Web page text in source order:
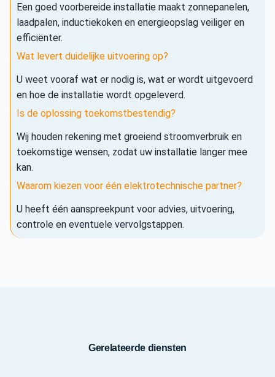
Een goed voorbereide installatie maakt zonnepanelen,
laadpalen, inductiekoken en energieopslag veiliger en
efficiënter.
Wat levert duidelijke uitvoering op?
U weet vooraf wat er nodig is, wat er wordt uitgevoerd
en hoe de installatie wordt opgeleverd.
Is de oplossing toekomstbestendig?
Wij houden rekening met groeiend stroomverbruik en
toekomstige wensen, zodat uw installatie langer mee
kan.
Waarom kiezen voor één elektrotechnische partner?
U heeft één aanspreekpunt voor advies, uitvoering,
controle en eventuele vervolgstappen.
Gerelateerde diensten